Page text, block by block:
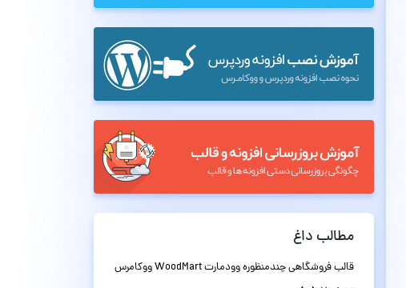
مطالب داغ
قالب فروشگاهی چندمنظوره وودمارت WoodMart ووکامرس